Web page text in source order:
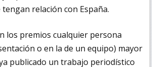
relación con España.
los premios cualquier persona
o en la de un equipo) mayor
publicado un trabajo periodístico